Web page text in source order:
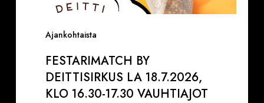
Ajankohtaista
FESTARIMATCH BY
DEITTISIRKUS LA 18.7.2026,
KLO 16.30-17.30 VAUHTIAJOT